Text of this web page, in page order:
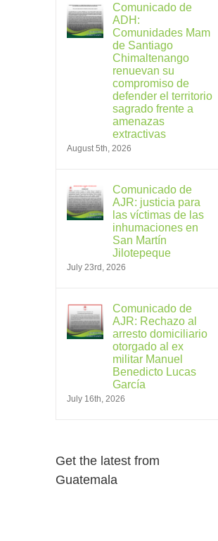
Comunicado de
ADH:
Comunidades Mam
de Santiago
Chimaltenango
renuevan su
compromiso de
defender el territorio
sagrado frente a
amenazas
extractivas
August 5th, 2026
Comunicado de
AJR: justicia para
las víctimas de las
inhumaciones en
San Martín
Jilotepeque
July 23rd, 2026
Comunicado de
AJR: Rechazo al
arresto domiciliario
otorgado al ex
militar Manuel
Benedicto Lucas
García
July 16th, 2026
Get the latest from
Guatemala